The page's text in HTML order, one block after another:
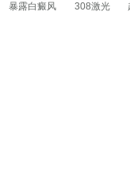
暴露白癜风 308激光